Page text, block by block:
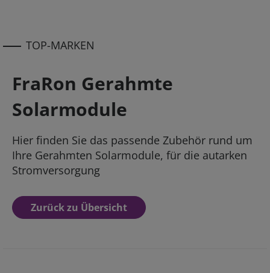
TOP-MARKEN
FraRon Gerahmte
Solarmodule
Hier finden Sie das passende Zubehör rund um
Ihre Gerahmten Solarmodule, für die autarken
Stromversorgung
Zurück zu Übersicht